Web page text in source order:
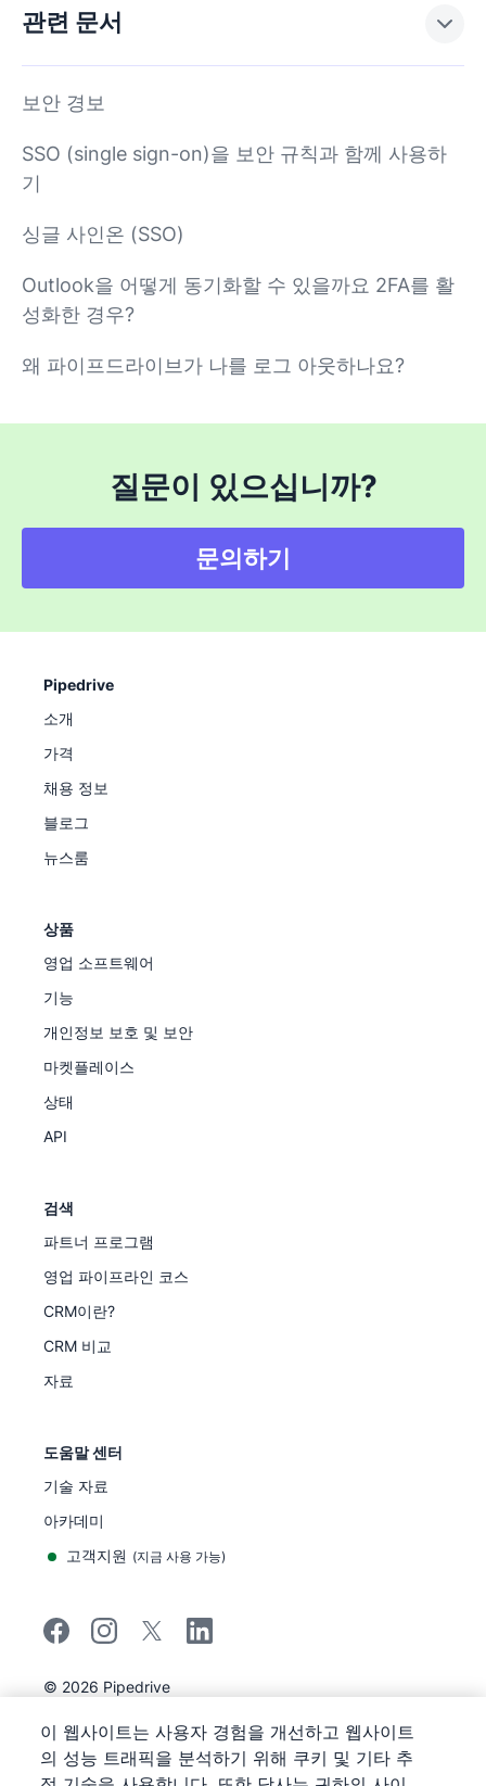
관련 문서
보안 경보
SSO (single sign-on)을 보안 규칙과 함께 사용하
기
싱글 사인온 (SSO)
Outlook을 어떻게 동기화할 수 있을까요 2FA를 활
성화한 경우?
왜 파이프드라이브가 나를 로그 아웃하나요?
질문이 있으십니까?
문의하기
Pipedrive
소개
가격
채용 정보
블로그
뉴스룸
상품
영업 소프트웨어
기능
개인정보 보호 및 보안
마켓플레이스
상태
API
검색
파트너 프로그램
영업 파이프라인 코스
CRM이란?
CRM 비교
자료
도움말 센터
기술 자료
아카데미
고객지원 (지금 사용 가능)
© 2026 Pipedrive
Pipedrive
개인정보 보호 공지
사이트 맵
이 웹사이트는 사용자 경험을 개선하고 웹사이트
의 성능 트래픽을 분석하기 위해 쿠키 및 기타 추